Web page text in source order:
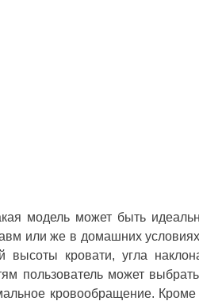
модель может быть
или же в домашних
кровати, угла
пользователь может
кровообращение. Кроме